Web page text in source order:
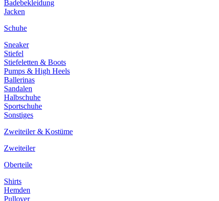
Badebekleidung
Jacken
Schuhe
Sneaker
Stiefel
Stiefeletten & Boots
Pumps & High Heels
Ballerinas
Sandalen
Halbschuhe
Sportschuhe
Sonstiges
Zweiteiler & Kostüme
Zweiteiler
Oberteile
Shirts
Hemden
Pullover